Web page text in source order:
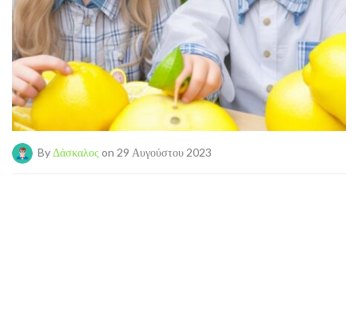
By Δάσκαλος on 29 Αυγούστου 2023